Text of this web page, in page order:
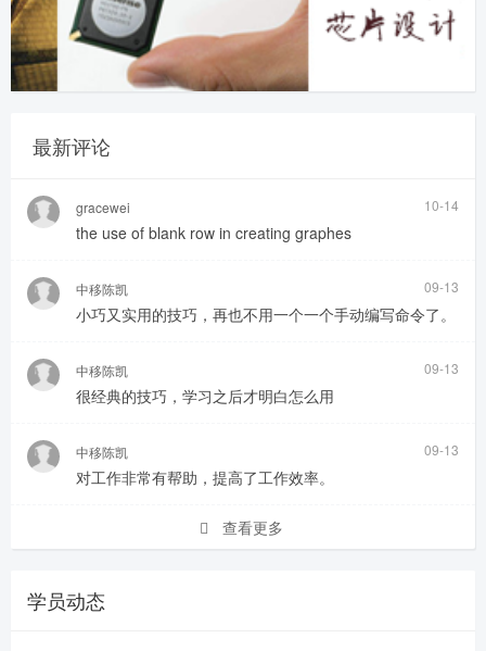
最新评论
gracewei 10-14
the use of blank row in creating graphes
中移陈凯 09-13
小巧又实用的技巧，再也不用一个一个手动编写命令了。
中移陈凯 09-13
很经典的技巧，学习之后才明白怎么用
中移陈凯 09-13
对工作非常有帮助，提高了工作效率。
查看更多
学员动态